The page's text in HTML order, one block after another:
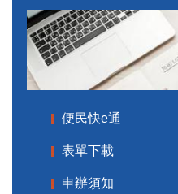
便民快e通
表單下載
申辦須知